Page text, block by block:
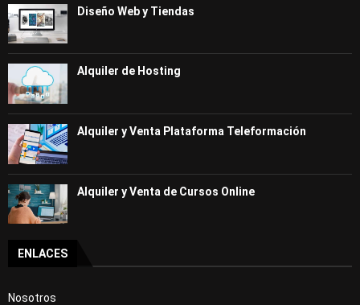
Diseño Web y Tiendas
Alquiler de Hosting
Alquiler y Venta Plataforma Teleformación
Alquiler y Venta de Cursos Online
ENLACES
Nosotros